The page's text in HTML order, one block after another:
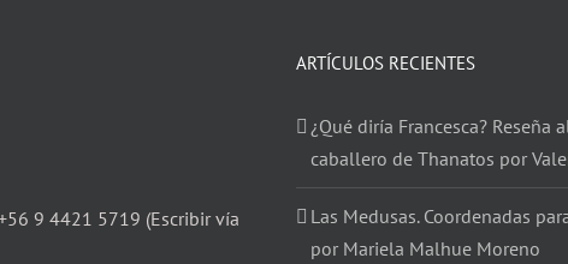
9 4421 5719 (Escribir vía
ARTÍCULOS RECIENTES
¿Qué diría Francesca? Reseña
caballero de Thanatos por
Las Medusas. Coordenadas
por Mariela Malhue Moreno